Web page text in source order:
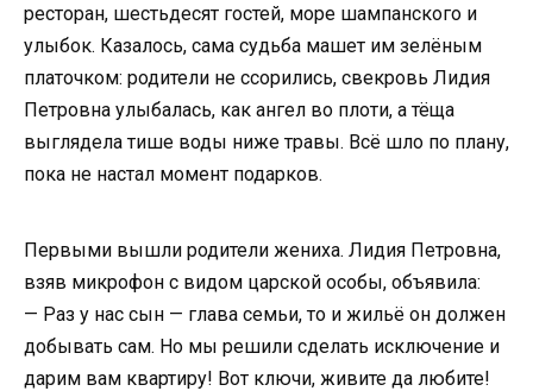
ресторан, шестьдесят гостей, море шампанского и
улыбок. Казалось, сама судьба машет им зелёным
платочком: родители не ссорились, свекровь Лидия
Петровна улыбалась, как ангел во плоти, а тёща
выглядела тише воды ниже травы. Всё шло по плану,
пока не настал момент подарков.
Первыми вышли родители жениха. Лидия Петровна,
взяв микрофон с видом царской особы, объявила:
— Раз у нас сын — глава семьи, то и жильё он должен
добывать сам. Но мы решили сделать исключение и
дарим вам квартиру! Вот ключи, живите да любите!